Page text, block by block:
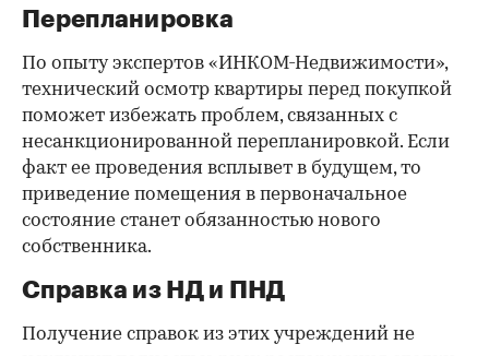
Перепланировка
По опыту экспертов «ИНКОМ-Недвижимости»,
технический осмотр квартиры перед покупкой
поможет избежать проблем, связанных с
несанкционированной перепланировкой. Если
факт ее проведения всплывет в будущем, то
приведение помещения в первоначальное
состояние станет обязанностью нового
собственника.
Справка из НД и ПНД
Получение справок из этих учреждений не